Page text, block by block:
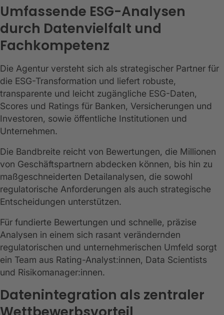
Umfassende ESG-Analysen
durch Datenvielfalt und
Fachkompetenz
Die Agentur versteht sich als strategischer Partner für
die ESG-Transformation und liefert robuste,
transparente und leicht zugängliche ESG-Daten,
Scores und Ratings für Banken, Versicherungen und
Investoren, sowie öffentliche Institutionen und
Unternehmen.
Die Bandbreite reicht von Bewertungen, die Millionen
von Geschäftspartnern abdecken können, bis hin zu
maßgeschneiderten Detailanalysen, die sowohl
regulatorische Anforderungen als auch strategische
Entscheidungen unterstützen.
Für fundierte Bewertungen und schnelle, präzise
Analysen in einem sich rasant verändernden
regulatorischen und unternehmerischen Umfeld sorgt
ein Team aus Rating-Analyst:innen, Data Scientists
und Risikomanager:innen.
Datenintegration als zentraler